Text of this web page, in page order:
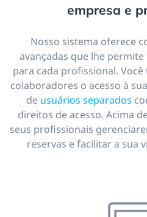
empresa e
Nosso sistema oferece
avançadas que lhe
para cada profissional.
colaboradores o acesso à
de usuários separados
direitos de acesso. Acima
seus profissionais
reservas e facilitar a sua